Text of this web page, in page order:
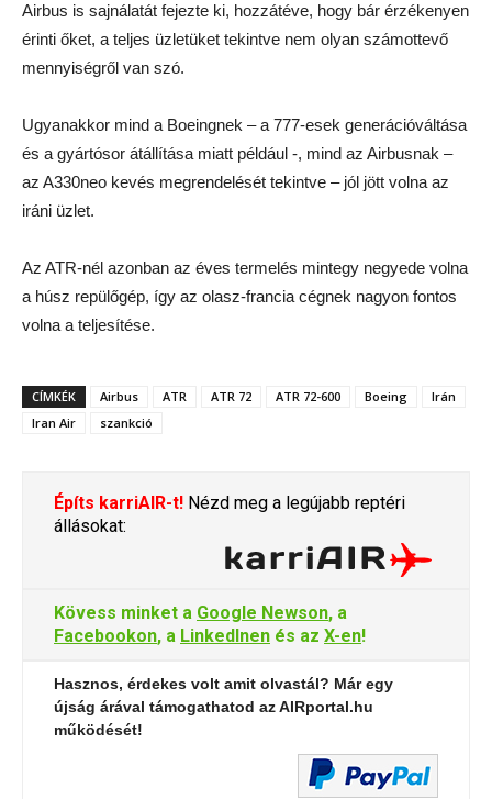
Airbus is sajnálatát fejezte ki, hozzátéve, hogy bár érzékenyen
érinti őket, a teljes üzletüket tekintve nem olyan számottevő
mennyiségről van szó.
Ugyanakkor mind a Boeingnek – a 777-esek generációváltása
és a gyártósor átállítása miatt például -, mind az Airbusnak –
az A330neo kevés megrendelését tekintve – jól jött volna az
iráni üzlet.
Az ATR-nél azonban az éves termelés mintegy negyede volna
a húsz repülőgép, így az olasz-francia cégnek nagyon fontos
volna a teljesítése.
CÍMKÉK Airbus ATR ATR 72 ATR 72-600 Boeing
Irán
Iran Air
szankció
Építs karriAIR-t! Nézd meg a legújabb reptéri
állásokat:
Kövess minket a Google Newson, a
Facebookon, a LinkedInen és az X-en!
Hasznos, érdekes volt amit olvastál? Már egy
újság árával támogathatod az AIRportal.hu
működését!